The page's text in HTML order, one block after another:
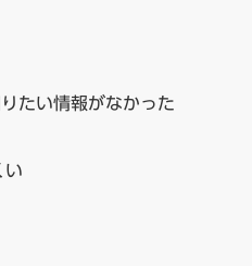
たい情報がなかった
い